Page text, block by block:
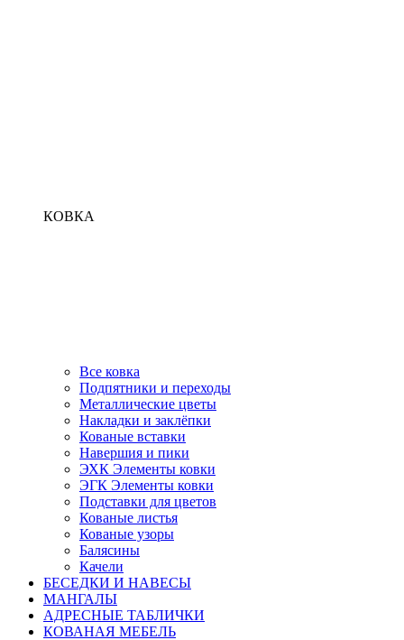
КОВКА
Все ковка
Подпятники и переходы
Металлические цветы
Накладки и заклёпки
Кованые вставки
Навершия и пики
ЭХК Элементы ковки
ЭГК Элементы ковки
Подставки для цветов
Кованые листья
Кованые узоры
Балясины
Качели
БЕСЕДКИ И НАВЕСЫ
МАНГАЛЫ
АДРЕСНЫЕ ТАБЛИЧКИ
КОВАНАЯ МЕБЕЛЬ